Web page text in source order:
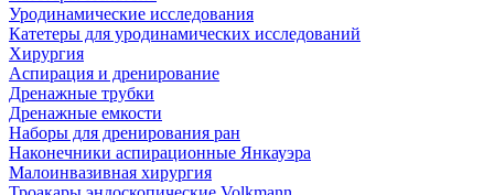
Уродинамические исследования
Катетеры для уродинамических исследований
Хирургия
Аспирация и дренирование
Дренажные трубки
Дренажные емкости
Наборы для дренирования ран
Наконечники аспирационные Янкауэра
Малоинвазивная хирургия